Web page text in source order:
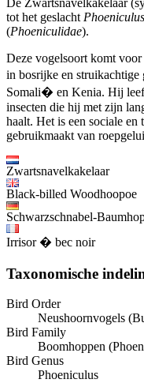
De Zwartsnavelkakelaar
tot het geslacht Phoeniculus
(Phoeniculidae).
Deze vogelsoort komt
in bosrijke en
Somali� en Kenia. Hij
insecten die hij met zijn
haalt. Het is een sociale
gebruikmaakt van
Zwartsnavelkakelaar
Black-billed Woodhoopoe
Schwarzschnabel-
Irrisor � bec noir
Taxonomische
Bird Order
Neushoornvogels
Bird Family
Boomhoppen
Bird Genus
Phoeniculus